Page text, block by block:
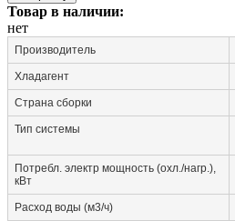
Товар в наличии:
нет
Производитель
Хладагент
Страна сборки
Тип системы
Потребл. электр мощность (охл./нагр.),
кВт
Расход воды (м3/ч)